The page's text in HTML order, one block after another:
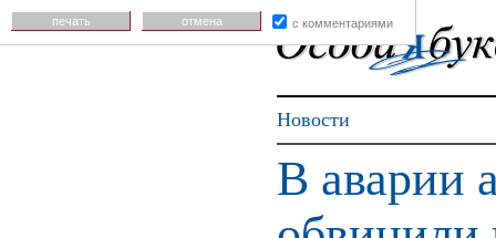
Новости
В аварии
печать отмена с комментариями